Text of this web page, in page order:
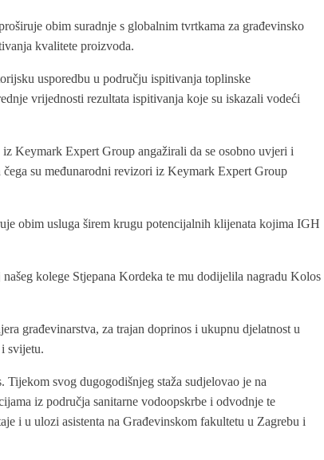
obim suradnje s globalnim tvrtkama za građevinsko
kvalitete proizvoda.
usporedbu u području ispitivanja toplinske
vrijednosti rezultata ispitivanja koje su iskazali vodeći
Keymark Expert Group angažirali da se osobno uvjeri i
su međunarodni revizori iz Keymark Expert Group
obim usluga širem krugu potencijalnih klijenata kojima IGH
kolege Stjepana Kordeka te mu dodijelila nagradu Kolos
građevinarstva, za trajan doprinos i ukupnu djelatnost u
svijetu.
svog dugogodišnjeg staža sudjelovao je na
iz područja sanitarne vodoopskrbe i odvodnje te
i u ulozi asistenta na Građevinskom fakultetu u Zagrebu i